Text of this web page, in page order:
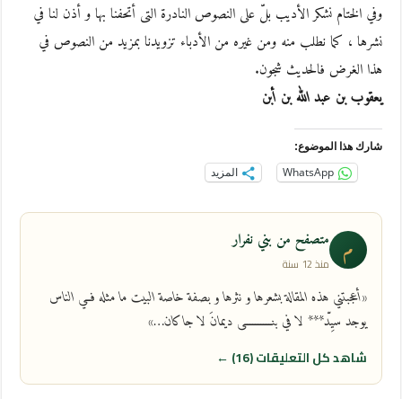
وفي الختام نشكر الأديب بلّ على النصوص النادرة التى أتحفنا بها و أذن لنا في
نشرها ، كما نطلب منه ومن غيره من الأدباء تزويدنا بمزيد من النصوص في
هذا الغرض فالحديث شجون.
يعقوب بن عبد الله بن أبن
شارك هذا الموضوع:
WhatsApp المزيد
م متصفح من بني نفرار
منذ 12 سنة
«أعجبتني هذه المقالة بشعرها و نثرها و بصفة خاصة البيت ما مثله فــي الناس
يوجد سيِّد*** لا في بنــــــــــى ديمانَ لا جاكان…»
شاهد كل التعليقات (16) ←